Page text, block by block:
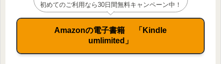
初めてのご利用なら30日間無料キャンペーン中！
Amazonの電子書籍 「Kindle
umlimited」